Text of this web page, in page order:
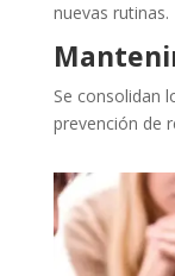
nuevas rutinas.
Se consolidan
prevención de